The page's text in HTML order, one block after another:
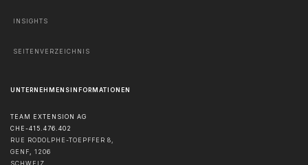
INSIGHTS
SEITENVERZEICHNIS
UNTERNEHMENSINFORMATIONEN
TEAM EXTENSION AG
CHE-415.476.402
RUE RODOLPHE-TOEPFFER 8,
GENF, 1206